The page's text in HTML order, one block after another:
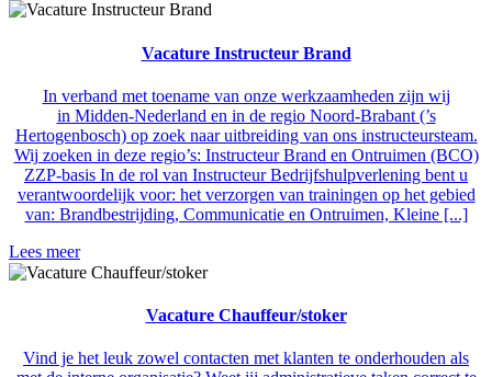
Vacature Instructeur Brand
In verband met toename van onze werkzaamheden zijn wij
in Midden-Nederland en in de regio Noord-Brabant (’s
Hertogenbosch) op zoek naar uitbreiding van ons instructeursteam.
Wij zoeken in deze regio’s: Instructeur Brand en Ontruimen (BCO)
ZZP-basis In de rol van Instructeur Bedrijfshulpverlening bent u
verantwoordelijk voor: het verzorgen van trainingen op het gebied
van: Brandbestrijding, Communicatie en Ontruimen, Kleine [...]
Lees meer
Vacature Chauffeur/stoker
Vind je het leuk zowel contacten met klanten te onderhouden als